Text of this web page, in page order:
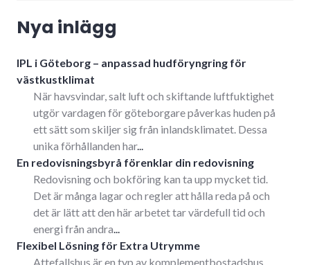
Nya inlägg
IPL i Göteborg – anpassad hudföryngring för
västkustklimat
När havsvindar, salt luft och skiftande luftfuktighet
utgör vardagen för göteborgare påverkas huden på
ett sätt som skiljer sig från inlandsklimatet. Dessa
unika förhållanden har...
En redovisningsbyrå förenklar din redovisning
Redovisning och bokföring kan ta upp mycket tid.
Det är många lagar och regler att hålla reda på och
det är lätt att den här arbetet tar värdefull tid och
energi från andra
Flexibel Lösning för Extra Utrymme
Attefallshus är en typ av komplementbostadshus